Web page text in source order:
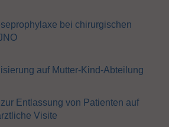
bei chirurgischen
auf Mutter-Kind-Abteilung
Entlassung von Patienten auf
Visite